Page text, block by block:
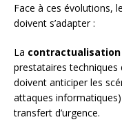
Face à ces évolutions,
doivent s’adapter :
La
prestataires
doivent anticiper les
attaques
transfert d’urgence.